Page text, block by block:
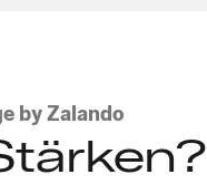
by Zalando